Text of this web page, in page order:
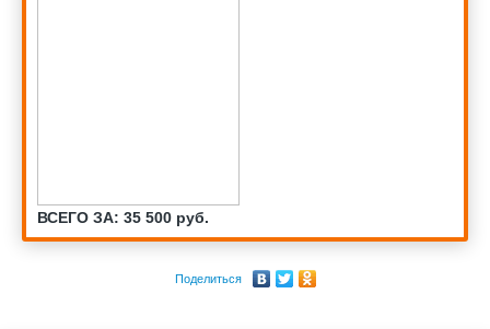
ВСЕГО ЗА: 35 500 руб.
Поделиться